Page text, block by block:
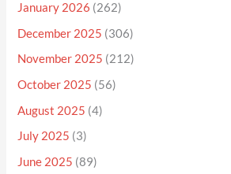
January 2026 (262)
December 2025 (306)
November 2025 (212)
October 2025 (56)
August 2025 (4)
July 2025 (3)
June 2025 (89)